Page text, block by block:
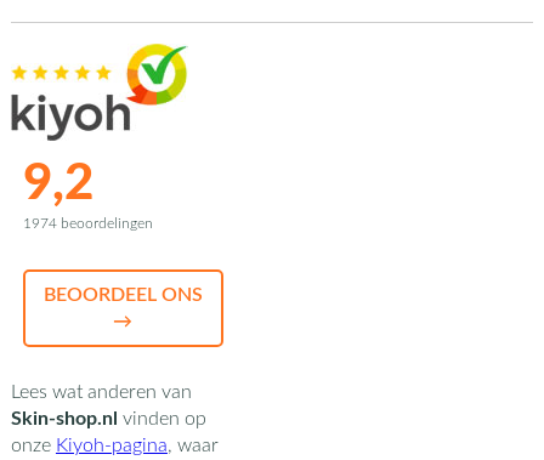
9,2
1974 beoordelingen
BEOORDEEL ONS
→
Lees wat anderen van
Skin-shop.nl vinden op
onze Kiyoh-pagina, waar